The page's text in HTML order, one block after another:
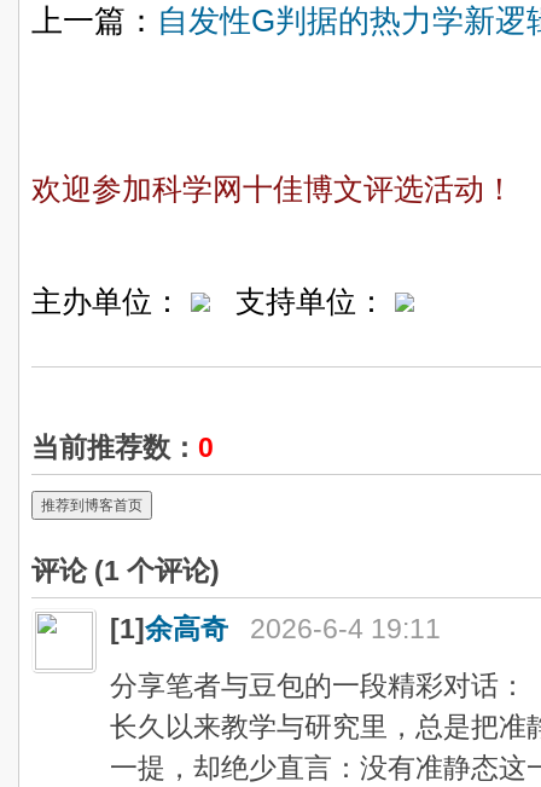
上一篇： 自发性G判据的热力学新逻
欢迎参加科学网十佳博文评选活动！
主办单位： 支持单位：
当前推荐数： 0
推荐到博客首页
评论 (1 个评论)
[1]余高奇
2026-6-4 19:11
分享笔者与豆包的一段精彩对话：
长久以来教学与研究里，总是把准
一提，却绝少直言：没有准静态